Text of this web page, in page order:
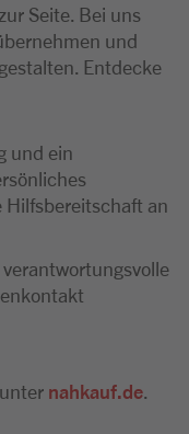
Seite. Bei uns
und
Entdecke
und ein
Hilfsbereitschaft an
nahkauf.de